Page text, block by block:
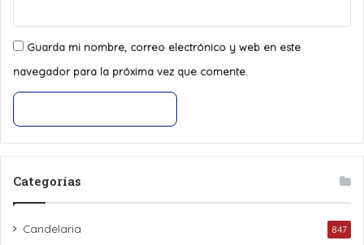
Guarda mi nombre, correo electrónico y web en este
navegador para la próxima vez que comente.
Categorías
Candelaria 847